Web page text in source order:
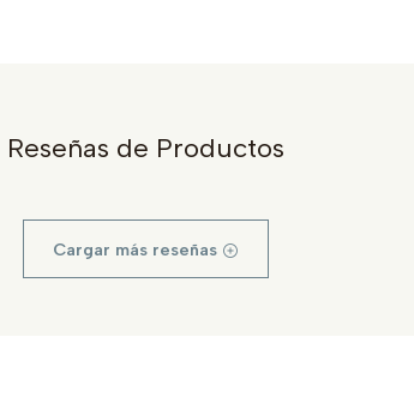
Reseñas de Productos
Cargar más reseñas